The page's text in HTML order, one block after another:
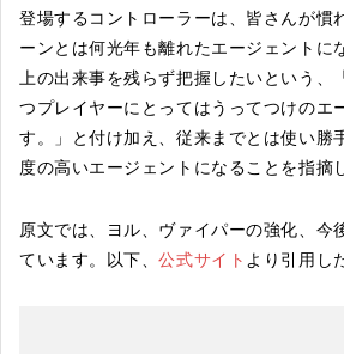
登場するコントローラーは、皆さんが慣
ーンとは何光年も離れたエージェントに
上の出来事を残らず把握したいという、
つプレイヤーにとってはうってつけのエ
す。」と付け加え、従来までとは使い勝
度の高いエージェントになることを指摘
原文では、ヨル、ヴァイパーの強化、今
ています。以下、公式サイト より引用し